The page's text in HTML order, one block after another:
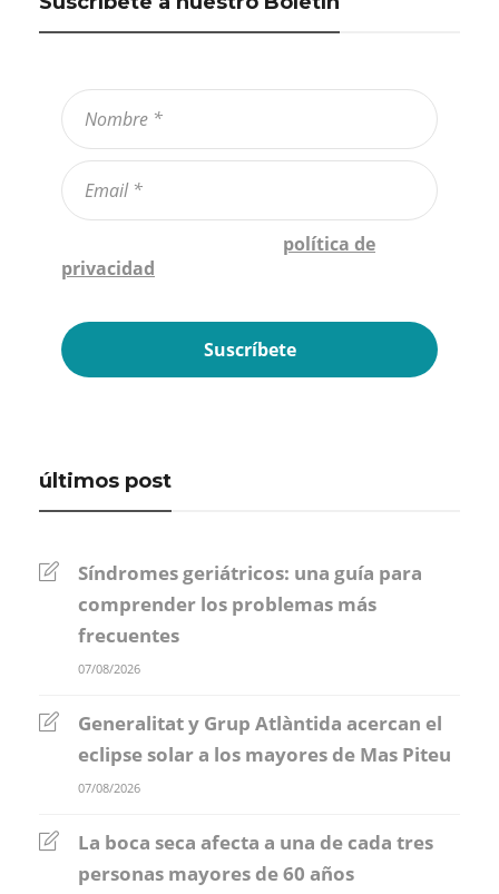
política de
privacidad
últimos post
Síndromes geriátricos: una guía para
comprender los problemas más
frecuentes
07/08/2026
Generalitat y Grup Atlàntida acercan el
eclipse solar a los mayores de Mas Piteu
07/08/2026
La boca seca afecta a una de cada tres
personas mayores de 60 años